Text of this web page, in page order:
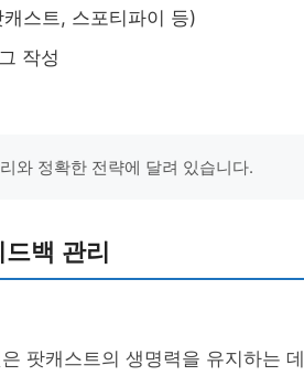
스트, 스포티파이 등)
작성
와 정확한 전략에 달려 있습니다.
백 관리
팟캐스트의 생명력을 유지하는